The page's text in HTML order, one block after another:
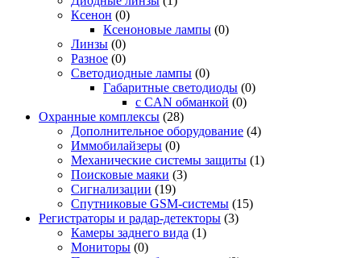
Ксенон (0)
Ксеноновые лампы (0)
Линзы (0)
Разное (0)
Светодиодные лампы (0)
Габаритные светодиоды (0)
с CAN обманкой (0)
Охранные комплексы (28)
Дополнительное оборудование (4)
Иммобилайзеры (0)
Механические системы защиты (1)
Поисковые маяки (3)
Сигнализации (19)
Спутниковые GSM-системы (15)
Регистраторы и радар-детекторы (3)
Камеры заднего вида (1)
Мониторы (0)